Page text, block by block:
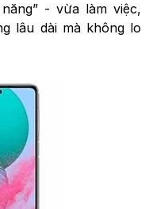
- vừa làm việc,
lâu dài mà không lo